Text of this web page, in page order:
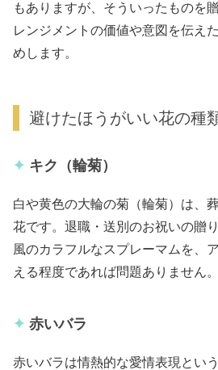
もありますが、そういったものを
レンジメントの価値や意図を伝え
めします。
避けたほうがいい花の種
キク（輪菊）
白や黄色の大輪の菊（輪菊）は、
花です。退職・送別のお祝いの贈
風のカラフルなスプレーマムを、
える程度であれば問題ありません。
赤いバラ
赤いバラは情熱的な愛情表現とい